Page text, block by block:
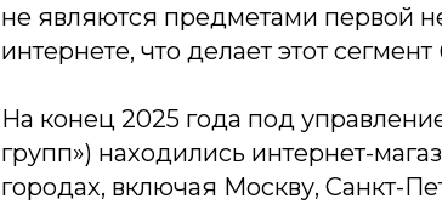
не являются предметами первой
интернете, что делает этот
На конец 2025 года под
групп») находились интернет-
городах, включая Москву, Санкт-